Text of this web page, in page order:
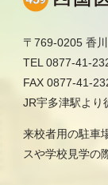
〒769-0205 香
TEL 0877-41-
FAX 0877-41-
JR宇多津駅より
来校者用の駐車
スや学校見学の